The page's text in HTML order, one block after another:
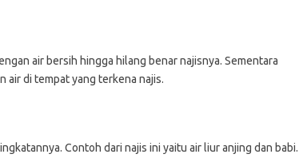
air bersih hingga hilang benar najisnya. Sementara
air di tempat yang terkena najis.
Contoh dari najis ini yaitu air liur anjing dan babi.